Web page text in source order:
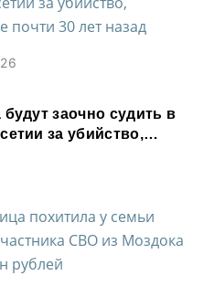
заочно судить в
за убийство,